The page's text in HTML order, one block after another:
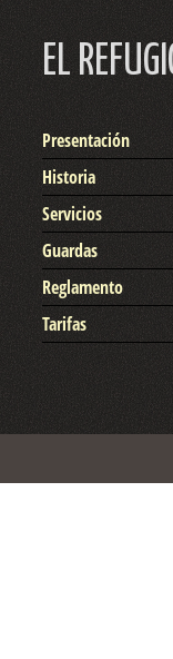
EL
Presentación
Historia
Servicios
Guardas
Reglamento
Tarifas